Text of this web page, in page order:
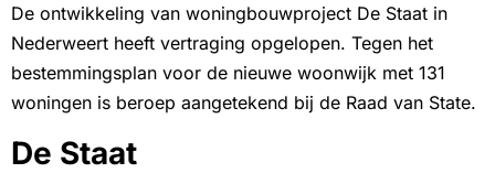
De ontwikkeling van woningbouwproject De Staat in
Nederweert heeft vertraging opgelopen. Tegen het
bestemmingsplan voor de nieuwe woonwijk met 131
woningen is beroep aangetekend bij de Raad van State.
De Staat